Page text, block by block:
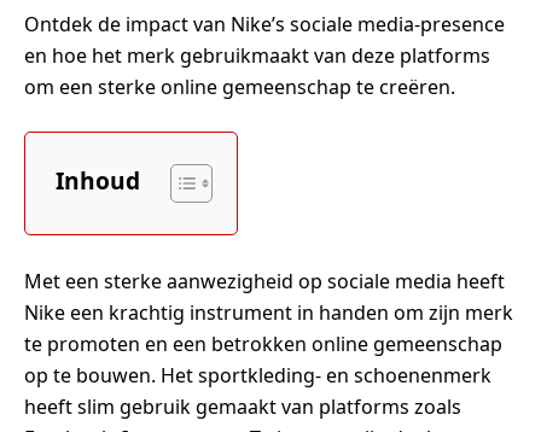
Ontdek de impact van Nike’s sociale media-presence
en hoe het merk gebruikmaakt van deze platforms
om een sterke online gemeenschap te creëren.
Inhoud
Met een sterke aanwezigheid op sociale media heeft
Nike een krachtig instrument in handen om zijn merk
te promoten en een betrokken online gemeenschap
op te bouwen. Het sportkleding- en schoenenmerk
heeft slim gebruik gemaakt van platforms zoals